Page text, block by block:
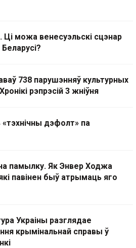
можа венесуэльскі сцэнар
738 парушэнняў культурных
рэпрэсій 3 жніўня
дэфолт» па
памылку. Як Энвер Ходжа
павінен быў атрымаць яго
Украіны разглядае
крымінальнай справы ў